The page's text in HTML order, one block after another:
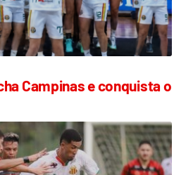
Campinas e conquista o